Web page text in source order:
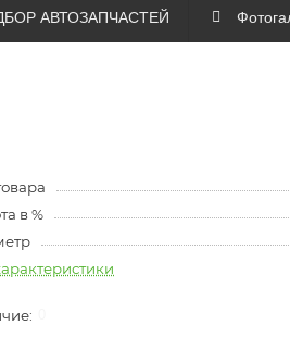
АВТОЗАПЧАСТЕЙ
в %